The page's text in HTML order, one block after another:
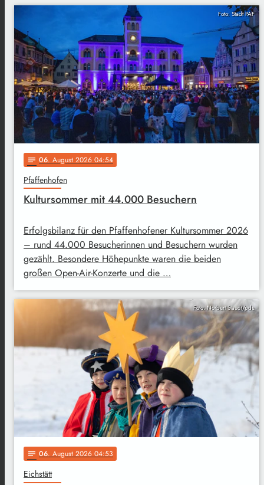
Foto: Stadt PAF
notes 06. August 2026 04:54
Pfaffenhofen
Kultursommer mit 44.000 Besuchern
Erfolgsbilanz für den Pfaffenhofener Kultursommer 2026
– rund 44.000 Besucherinnen und Besuchern wurden
gezählt. Besondere Höhepunkte waren die beiden
großen Open-Air-Konzerte und die …
Foto: Norbert Staudt/pde
notes 06. August 2026 04:53
Eichstätt